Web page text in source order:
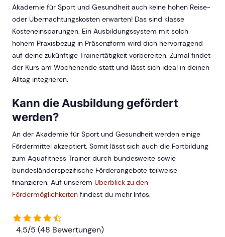
Akademie für Sport und Gesundheit auch keine hohen Reise-
oder Übernachtungskosten erwarten! Das sind klasse
Kosteneinsparungen. Ein Ausbildungssystem mit solch
hohem Praxisbezug in Präsenzform wird dich hervorragend
auf deine zukünftige Trainertätigkeit vorbereiten. Zumal findet
der Kurs am Wochenende statt und lässt sich ideal in deinen
Alltag integrieren.
Kann die Ausbildung gefördert
werden?
An der Akademie für Sport und Gesundheit werden einige
Fördermittel akzeptiert. Somit lässt sich auch die Fortbildung
zum Aquafitness Trainer durch bundesweite sowie
bundesländerspezifische Förderangebote teilweise
finanzieren. Auf unserem Überblick zu den
Fördermöglichkeitenfindest du mehr Infos.
4.5/5 (48 Bewertungen)